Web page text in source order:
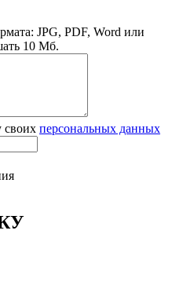
JPG, PDF, Word или
10 Мб.
своих персональных данных